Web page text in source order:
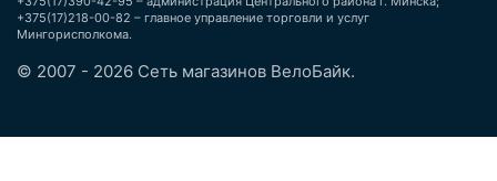
+375(17)218-00-82 – главное управление торговли и услуг
Мингорисполкома.
© 2007 - 2026 Сеть магазинов ВелоБайк.